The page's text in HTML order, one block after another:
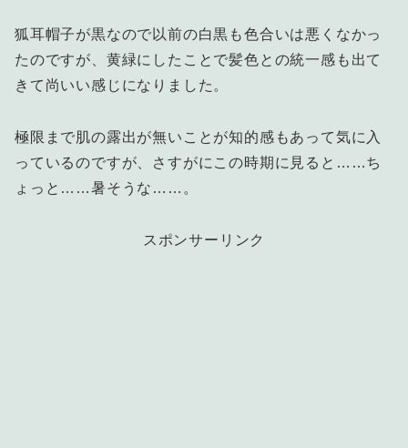
狐耳帽子が黒なので以前の白黒も色合いは悪くなかっ
たのですが、黄緑にしたことで髪色との統一感も出て
きて尚いい感じになりました。
極限まで肌の露出が無いことが知的感もあって気に入
っているのですが、さすがにこの時期に見ると……ち
ょっと……暑そうな……。
スポンサーリンク